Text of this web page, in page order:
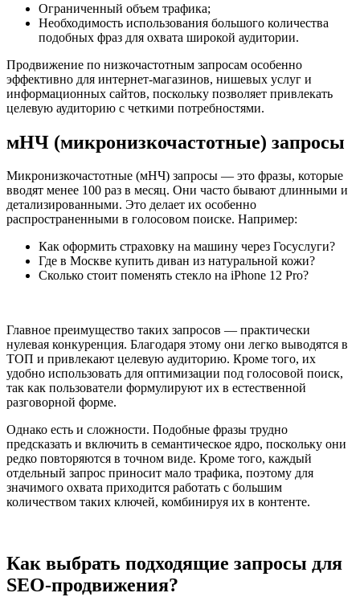
Ограниченный объем трафика;
Необходимость использования большого количества
подобных фраз для охвата широкой аудитории.
Продвижение по низкочастотным запросам особенно
эффективно для интернет-магазинов, нишевых услуг и
информационных сайтов, поскольку позволяет привлекать
целевую аудиторию с четкими потребностями.
мНЧ (микронизкочастотные) запросы
Микронизкочастотные (мНЧ) запросы — это фразы, которые
вводят менее 100 раз в месяц. Они часто бывают длинными и
детализированными. Это делает их особенно
распространенными в голосовом поиске. Например:
Как оформить страховку на машину через Госуслуги?
Где в Москве купить диван из натуральной кожи?
Сколько стоит поменять стекло на iPhone 12 Pro?
Главное преимущество таких запросов — практически
нулевая конкуренция. Благодаря этому они легко выводятся в
ТОП и привлекают целевую аудиторию. Кроме того, их
удобно использовать для оптимизации под голосовой поиск,
так как пользователи формулируют их в естественной
разговорной форме.
Однако есть и сложности. Подобные фразы трудно
предсказать и включить в семантическое ядро, поскольку они
редко повторяются в точном виде. Кроме того, каждый
отдельный запрос приносит мало трафика, поэтому для
значимого охвата приходится работать с большим
количеством таких ключей, комбинируя их в контенте.
Как выбрать подходящие запросы для
SEO-продвижения?